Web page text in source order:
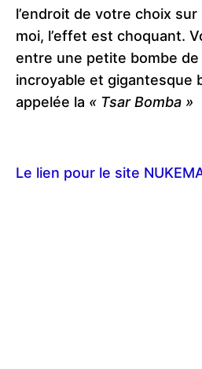
l’endroit de votre choix
moi, l’effet est choquant.
entre une petite bombe
incroyable et gigantesque
appelée la « Tsar Bomba »
Le lien pour le site